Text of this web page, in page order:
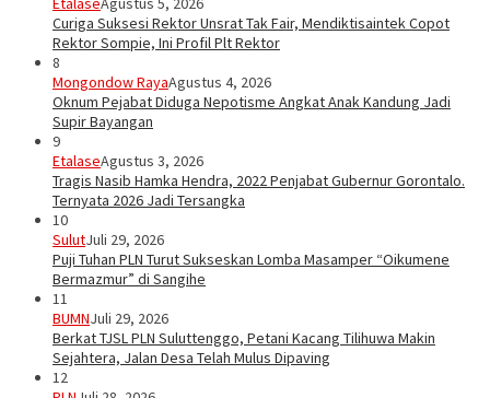
Curiga Suksesi Rektor Unsrat Tak Fair, Mendiktisaintek Copot
Rektor Sompie, Ini Profil Plt Rektor
8
Mongondow RayaAgustus 4, 2026
Oknum Pejabat Diduga Nepotisme Angkat Anak Kandung Jadi
Supir Bayangan
9
EtalaseAgustus 3, 2026
Tragis Nasib Hamka Hendra, 2022 Penjabat Gubernur Gorontalo.
Ternyata 2026 Jadi Tersangka
10
SulutJuli 29, 2026
Puji Tuhan PLN Turut Sukseskan Lomba Masamper “Oikumene
Bermazmur” di Sangihe
11
BUMNJuli 29, 2026
Berkat TJSL PLN Suluttenggo, Petani Kacang Tilihuwa Makin
Sejahtera, Jalan Desa Telah Mulus Dipaving
12